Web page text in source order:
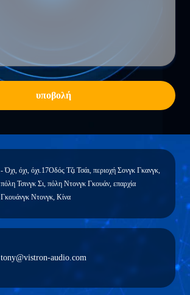
υποβολή
- Όχι, όχι, όχι.17Οδός Τζι Τσάι, περιοχή Σονγκ Γκανγκ,
πόλη Τσινγκ Σι, πόλη Ντονγκ Γκουάν, επαρχία
Γκουάνγκ Ντονγκ, Κίνα
tony@vistron-audio.com